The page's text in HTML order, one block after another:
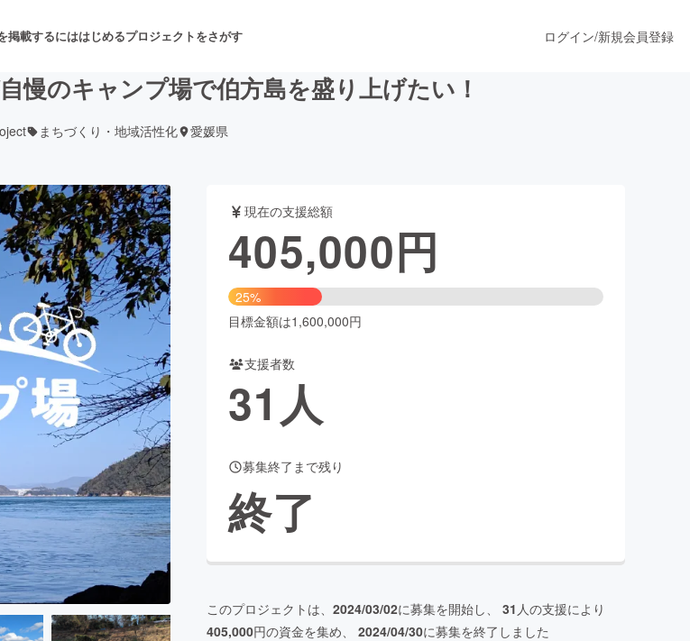
掲載するにははじめるプロジェクトをさがす
舞台・パフォーマンス
発 フード・飲食店 ファッション
アニメ・漫画
ビューティー・ヘルスケア
for Social GoodCAMPFIRE Creation
ふるさと納税machi-yaコミュニティ
ログイン/新規会員登録
慢のキャンプ場で伯方島を盛り上げたい！
まちづくり・地域活性化 愛媛県
現在の支援総額
405,000円
25%
目標金額は1,600,000円
支援者数
31 人
募集終了まで残り
終了
このプロジェクトは、 2024/03/02に募集を開始し、 31 人の支援により
405,000円の資金を集め、 2024/04/30に募集を終了しました